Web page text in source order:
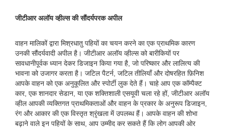
जीटीआर अलॉय व्हील्स की सौंदर्यपरक अपील
वाहन मालिकों द्वारा मिश्रधातु पहियों का चयन करने का एक प्राथमिक कारण
उनकी सौंदर्यवादी अपील है। जीटीआर अलॉय व्हील्स को बारीकियों पर
सावधानीपूर्वक ध्यान देकर डिजाइन किया गया है, जो परिष्कार और लालित्य की
भावना को उजागर करता है। जटिल पैटर्न, जटिल तीलियाँ और दोषरहित फ़िनिश
आपके वाहन को एक अनुकूलित और स्पोर्टी लुक देते हैं। चाहे आप एक कॉम्पैक्ट
कार, एक शानदार सेडान, या एक शक्तिशाली एसयूवी चला रहे हों, जीटीआर अलॉय
व्हील आपकी व्यक्तिगत प्राथमिकताओं और वाहन के प्रकार के अनुरूप डिजाइन,
रंग और आकार की एक विस्तृत श्रृंखला में उपलब्ध हैं। आपके वाहन की शोभा
बढ़ाने वाले इन पहियों के साथ, आप उम्मीद कर सकते हैं कि लोग आपकी ओर